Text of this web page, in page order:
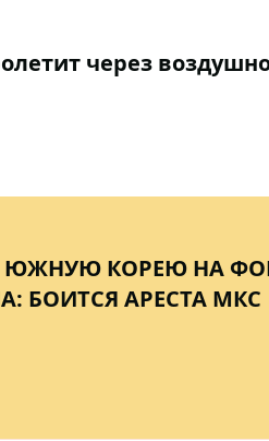
через
ЮЖНУЮ КОРЕЮ НА
БОИТСЯ АРЕСТА МКС